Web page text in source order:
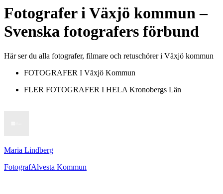
FotograferiVäxjö kommun–
Svenska fotografers förbund
Här ser du alla fotografer, filmare och retuschörer i Växjö kommun
FOTOGRAFER I Växjö Kommun
FLER FOTOGRAFER I HELA Kronobergs Län
Maria Lindberg
FotografAlvesta Kommun